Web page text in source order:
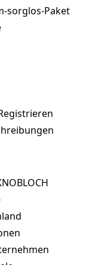
sorglos-Paket